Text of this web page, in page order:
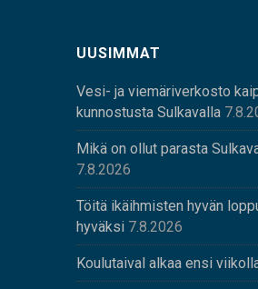
UUSIMMAT
Vesi- ja viemäriverkosto
kunnostusta Sulkavalla
Mikä on ollut parasta
7.8.2026
Töitä ikäihmisten hyvän
hyväksi 7.8.2026
Koulutaival alkaa ensi